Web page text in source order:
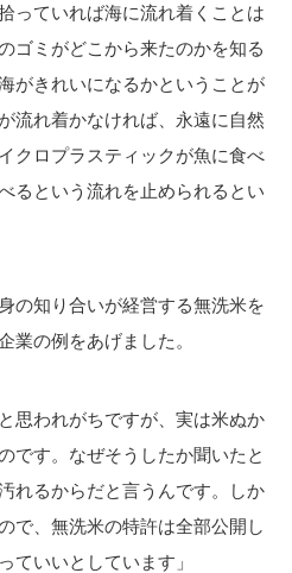
っていれば海に流れ着くことは
ゴミがどこから来たのかを知る
がきれいになるかということが
流れ着かなければ、永遠に自然
クロプラスティックが魚に食べ
るという流れを止められるとい
の知り合いが経営する無洗米を
業の例をあげました。
思われがちですが、実は米ぬか
です。なぜそうしたか聞いたと
れるからだと言うんです。しか
で、無洗米の特許は全部公開し
ていいとしています」